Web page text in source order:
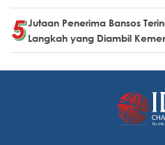
Jutaan Penerima Bansos
Langkah yang Diambil